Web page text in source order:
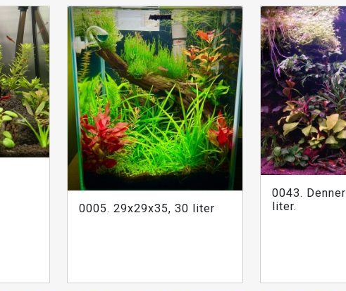
0005. 29x29x35, 30 liter
0043.
liter.